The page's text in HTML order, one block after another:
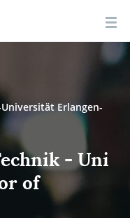
Erlangen-
- Uni
of